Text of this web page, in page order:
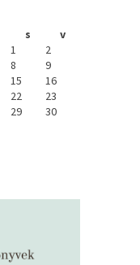
s
v
1
2
8
9
15
16
22
23
29
30